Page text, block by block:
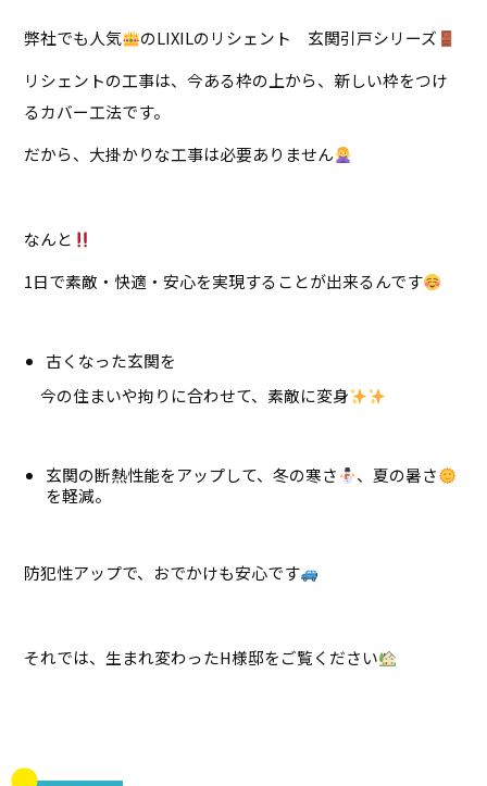
弊社でも人気
のLIXILのリシェント 玄関引戸シリーズ
リシェントの工事は、今ある枠の上から、新しい枠をつけ
るカバー工法です。
だから、大掛かりな工事は必要ありません
なんと
1日で素敵・快適・安心を実現することが出来るんです
古くなった玄関を
今の住まいや拘りに合わせて、素敵に変身
玄関の断熱性能をアップして、冬の寒さ
、夏の暑さ
を軽減。
防犯性アップで、おでかけも安心です
それでは、生まれ変わったH様邸をご覧ください